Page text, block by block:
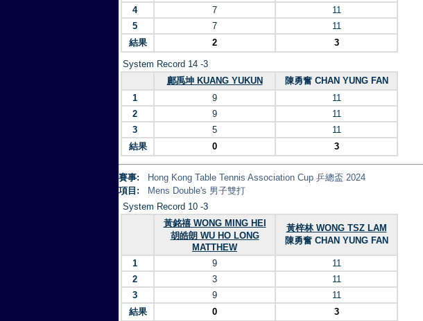
4
7
11
5
7
11
結果
2 3
System Record 14 -3
鄺禹坤 KUANG YUKUN
陳勇奮 CHAN YUNG FAN
1
9
11
2
9
11
3
5
11
結果
0 3
賽事:
Hong Kong Table Tennis Association Cup 乒總盃 2024
項目:
Mens Double's 男子雙打
System Record 10 -3
黃銘禧 WONG MING HEI
胡皓朗 WU HO LONG
MATTHEW
黃梓林 WONG TSZ LAM
陳勇奮 CHAN YUNG FAN
1 9
11
2
3
11
3
9
11
結果
0 3